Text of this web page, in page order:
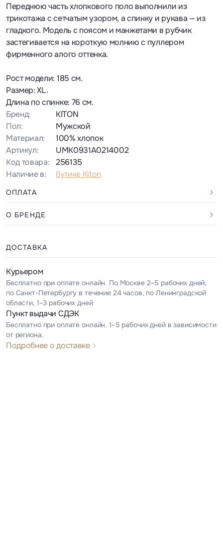
Переднюю часть хлопкового поло выполнили из
трикотажа с сетчатым узором, а спинку и рукава — из
гладкого. Модель с поясом и манжетами в рубчик
застегивается на короткую молнию с пуллером
фирменного алого оттенка.
Рост модели: 185 см.
Размер: XL.
Длина по спинке: 76 см.
Бренд:
KITON
Пол:
Мужской
Материал:
100% хлопок
Артикул:
UMK0931A0214002
Код товара:
256135
Наличие в:
бутике Kiton
ОПЛАТА
О БРЕНДЕ
ДОСТАВКА
Курьером
Бесплатно при оплате онлайн. По Москве 2–5 рабочих дней,
по Санкт-Петербургу в течение 24 часов, по Ленинградской
области, 1–3 рабочих дней
Пункт выдачи СДЭК
Бесплатно при оплате онлайн. 1–5 рабочих дней в зависимости
от региона.
Подробнее о доставке